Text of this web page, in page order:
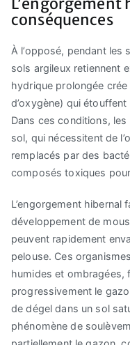
conséquences
À l’opposé, pendant les
sols argileux retiennent
hydrique prolongée
d’oxygène) qui
Dans ces conditions,
sol, qui nécessitent de
remplacés par des
composés toxiques
L’engorgement hibernal
développement de
peuvent rapidement
pelouse. Ces
humides et ombragées,
progressivement le
de dégel dans un sol
phénomène de